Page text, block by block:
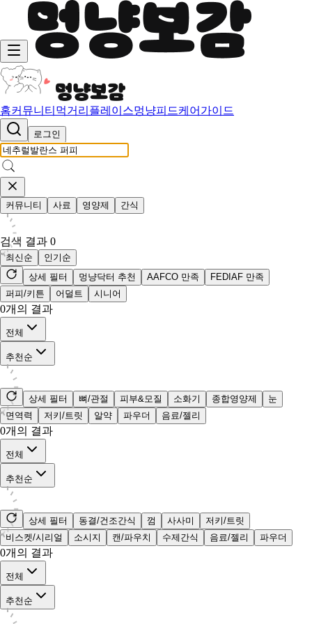
홈커뮤니티 먹거리 플레이스멍냥피드케어가이드
로그인
커뮤니티 사료 영양제 간식
검색 결과 0
최신순
인기순
상세 필터
멍냥닥터 추천 AAFCO 만족
FEDIAF 만족
퍼피/키튼
어덜트 시니어
0개의 결과
전체
추천순
상세 필터 뼈/관절 피부&모질 소화기 종합영양제
눈
면역력
저키/트릿 알약 파우더 음료/젤리
0개의 결과
전체
추천순
상세 필터 동결/건조간식 껌 사사미
저키/트릿
비스켓/시리얼
소시지 캔/파우치 수제간식 음료/젤리 파우더
0개의 결과
전체
추천순